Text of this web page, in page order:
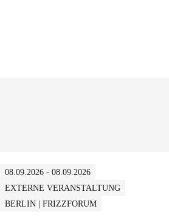
08.09.2026 - 08.09.2026
EXTERNE VERANSTALTUNG
BERLIN | FRIZZFORUM